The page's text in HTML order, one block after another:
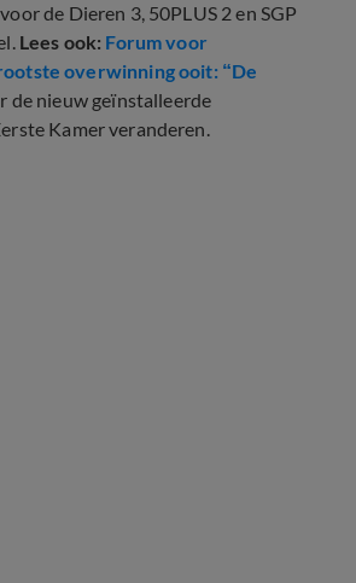
de Dieren 3, 50PLUS 2 en SGP
Lees ook: Forum voor
overwinning ooit: “De
de nieuw geïnstalleerde
Kamer veranderen.